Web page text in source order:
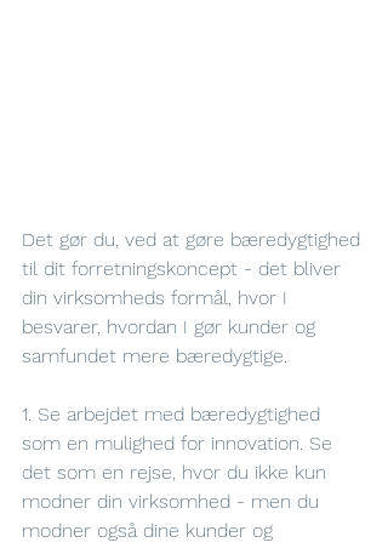
Det gør du, ved at gøre bæredygtighed
til dit forretningskoncept - det bliver
din virksomheds formål, hvor I
besvarer, hvordan I gør kunder og
samfundet mere bæredygtige.
1. Se arbejdet med bæredygtighed
som en mulighed for innovation. Se
det som en rejse, hvor du ikke kun
modner din virksomhed - men du
modner også dine kunder og